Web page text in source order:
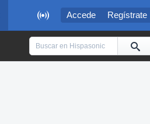
 Accede Regístrate